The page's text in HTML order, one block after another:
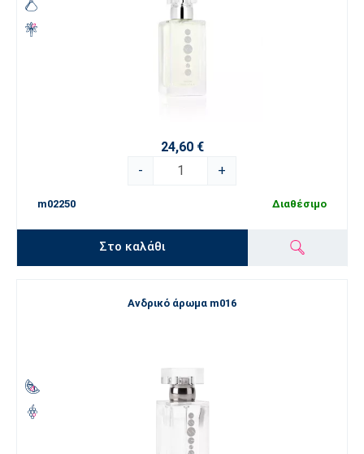
24,60 €
-
+
m02250 Διαθέσιμο
Στο καλάθι
Ανδρικό άρωμα m016